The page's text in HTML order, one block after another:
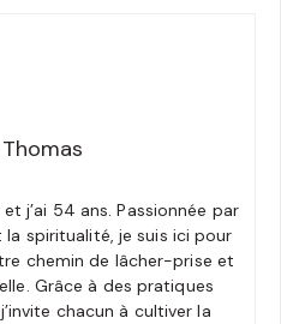
j’ai 54 ans. Passionnée par
spiritualité, je suis ici pour
chemin de lâcher-prise et
Grâce à des pratiques
chacun à cultiver la